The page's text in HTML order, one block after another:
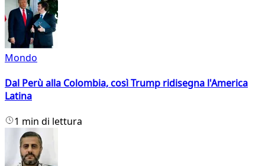
Mondo
Dal Perù alla Colombia, così Trump ridisegna l'America
Latina
1 min di lettura